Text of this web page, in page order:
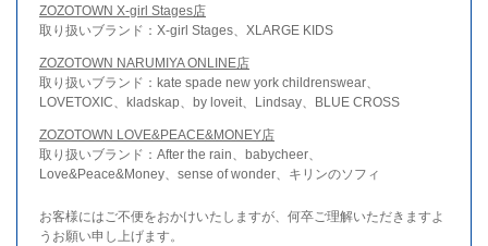
ZOZOTOWN X-girl Stages店
取り扱いブランド：X-girl Stages、XLARGE KIDS
ZOZOTOWN NARUMIYA ONLINE店
取り扱いブランド：kate spade new york childrenswear、
LOVETOXIC、kladskap、by loveit、Lindsay、BLUE CROSS
ZOZOTOWN LOVE&PEACE&MONEY店
取り扱いブランド：After the rain、babycheer、
Love&Peace&Money、sense of wonder、キリンのソフィ
お客様にはご不便をおかけいたしますが、何卒ご理解いただきますよ
うお願い申し上げます。